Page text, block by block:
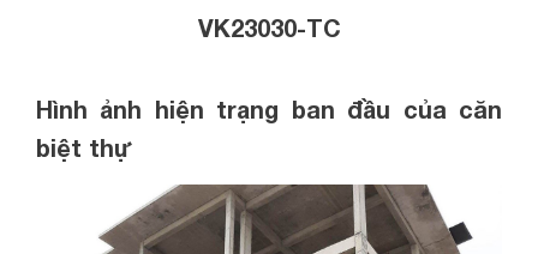
VK23030-TC
Hình ảnh hiện trạng ban đầu của căn
biệt thự